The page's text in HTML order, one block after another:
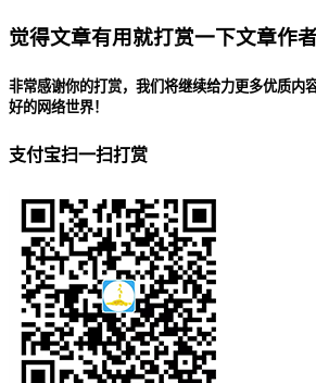
觉得文章有用就打赏一下文章作
非常感谢你的打赏，我们将继续给力更多优质内
好的网络世界！
支付宝扫一扫打赏